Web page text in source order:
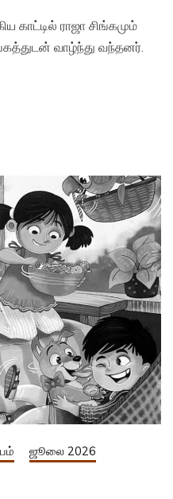
காட்டில் ராஜா சிங்கமும்
வாழ்ந்து வந்தனர்.
ஜூலை 2026